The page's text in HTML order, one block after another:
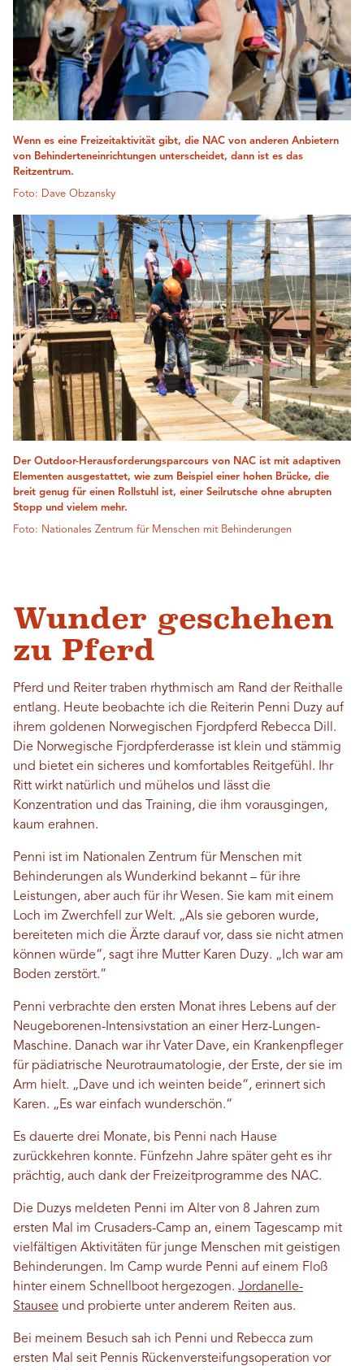
Wenn es eine Freizeitaktivität gibt, die NAC von anderen Anbietern
von Behinderteneinrichtungen unterscheidet, dann ist es das
Reitzentrum.
Foto: Dave Obzansky
Der Outdoor-Herausforderungsparcours von NAC ist mit adaptiven
Elementen ausgestattet, wie zum Beispiel einer hohen Brücke, die
breit genug für einen Rollstuhl ist, einer Seilrutsche ohne abrupten
Stopp und vielem mehr.
Foto: Nationales Zentrum für Menschen mit Behinderungen
Wunder geschehen
zu Pferd
Pferd und Reiter traben rhythmisch am Rand der Reithalle
entlang. Heute beobachte ich die Reiterin Penni Duzy auf
ihrem goldenen Norwegischen Fjordpferd Rebecca Dill.
Die Norwegische Fjordpferderasse ist klein und stämmig
und bietet ein sicheres und komfortables Reitgefühl. Ihr
Ritt wirkt natürlich und mühelos und lässt die
Konzentration und das Training, die ihm vorausgingen,
kaum erahnen.
Penni ist im Nationalen Zentrum für Menschen mit
Behinderungen als Wunderkind bekannt – für ihre
Leistungen, aber auch für ihr Wesen. Sie kam mit einem
Loch im Zwerchfell zur Welt. „Als sie geboren wurde,
bereiteten mich die Ärzte darauf vor, dass sie nicht atmen
können würde“, sagt ihre Mutter Karen Duzy. „Ich war am
Boden zerstört.“
Penni verbrachte den ersten Monat ihres Lebens auf der
Neugeborenen-Intensivstation an einer Herz-Lungen-
Maschine. Danach war ihr Vater Dave, ein Krankenpfleger
für pädiatrische Neurotraumatologie, der Erste, der sie im
Arm hielt. „Dave und ich weinten beide“, erinnert sich
Karen. „Es war einfach wunderschön.“
Es dauerte drei Monate, bis Penni nach Hause
zurückkehren konnte. Fünfzehn Jahre später geht es ihr
prächtig, auch dank der Freizeitprogramme des NAC.
Die Duzys meldeten Penni im Alter von 8 Jahren zum
ersten Mal im Crusaders-Camp an, einem Tagescamp mit
vielfältigen Aktivitäten für junge Menschen mit geistigen
Behinderungen. Im Camp wurde Penni auf einem Floß
hinter einem Schnellboot hergezogen. Jordanelle-
Stausee und probierte unter anderem Reiten aus.
Bei meinem Besuch sah ich Penni und Rebecca zum
ersten Mal seit Pennis Rückenversteifungsoperation vor